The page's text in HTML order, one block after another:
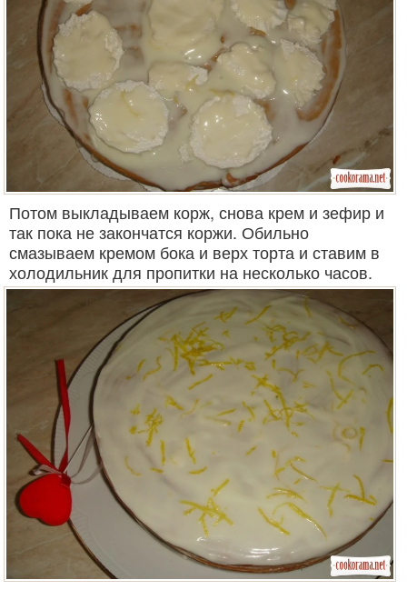
Потом выкладываем корж, снова крем и зефир и
так пока не закончатся коржи. Обильно
смазываем кремом бока и верх торта и ставим в
холодильник для пропитки на несколько часов.